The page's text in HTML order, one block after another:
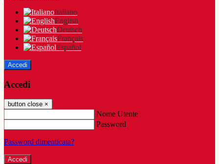
Italiano
English
Deutsch
Français
Español
Accedi
Accedi
button close ×
Nome Utente
Password
Password dimenticata?